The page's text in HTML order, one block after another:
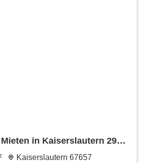
in Kaiserslautern 295
Kaiserslautern 67657